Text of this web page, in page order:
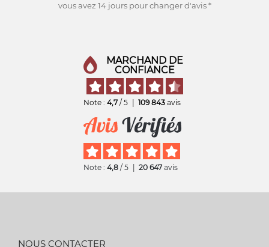
vous avez 14 jours pour changer d'avis *
MARCHAND DE
CONFIANCE
Note : 4,7 / 5 109 843 avis
Note : 4,8 / 5 20 647 avis
NOUS CONTACTER